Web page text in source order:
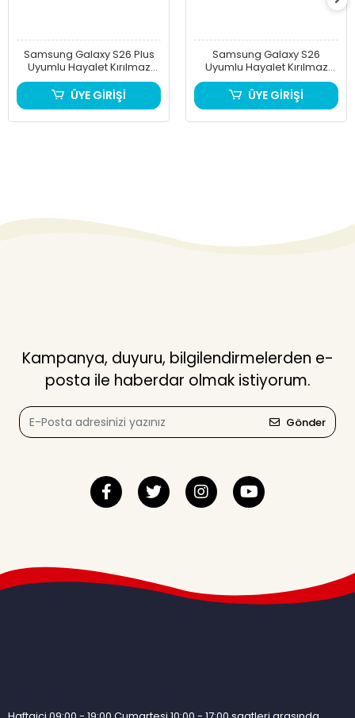
Samsung Galaxy S26 Plus
Uyumlu Hayalet Kırılmaz
Cam Tam Kaplayan Ekran
Koruyucu
ÜYE GİRİŞİ
Samsung Galaxy S26
Uyumlu Hayalet Kırılmaz
Cam Tam Kaplayan Ekran
Koruyucu
ÜYE GİRİŞİ
Kampanya, duyuru, bilgilendirmelerden e-
posta ile haberdar olmak istiyorum.
Gönder